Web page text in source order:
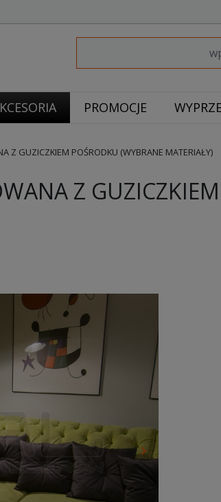
PROMOCJE
Z GUZICZKIEM POŚRODKU (WYBRANE MATERIAŁY)
Z
Następny
keyboard_arrow_right